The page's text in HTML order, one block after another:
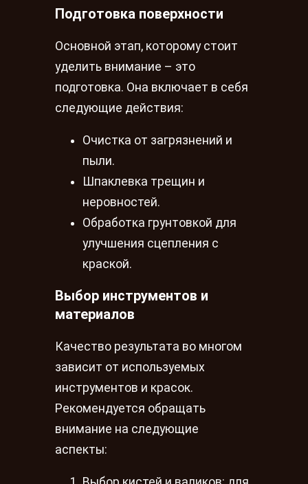
Подготовка поверхности
Основной этап, которому стоит
уделить внимание – это
подготовка. Она включает в себя
следующие действия:
Очистка от загрязнений и
пыли.
Шпаклевка трещин и
неровностей.
Обработка грунтовкой для
улучшения сцепления с
краской.
Выбор инструментов и
материалов
Качество результата во многом
зависит от используемых
инструментов и красок.
Рекомендуется обращать
внимание на следующие
аспекты: